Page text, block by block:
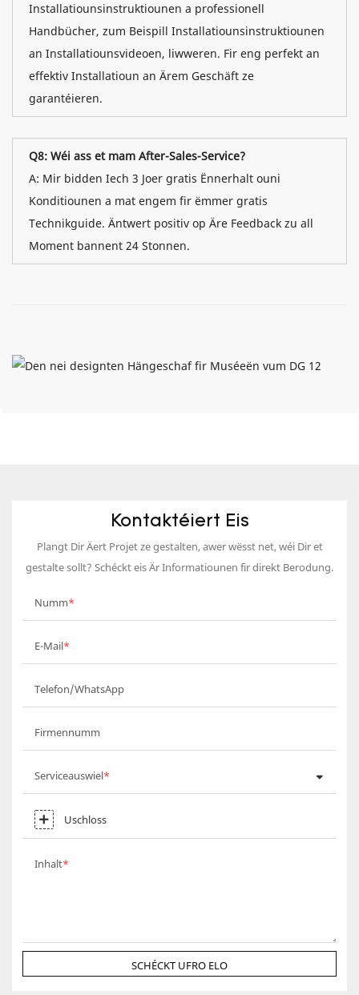
Installatiounsinstruktiounen a professionell
Handbücher, zum Beispill Installatiounsinstruktiounen
an Installatiounsvideoen, liwweren. Fir eng perfekt an
effektiv Installatioun an Ärem Geschäft ze
garantéieren.
Q8: Wéi ass et mam After-Sales-Service?
A: Mir bidden Iech 3 Joer gratis Ënnerhalt ouni
Konditiounen a mat engem fir ëmmer gratis
Technikguide. Äntwert positiv op Äre Feedback zu all
Moment bannent 24 Stonnen.
Kontaktéiert Eis
Plangt Dir Äert Projet ze gestalten, awer wësst net, wéi Dir et
gestalte sollt? Schéckt eis Är Informatiounen fir direkt Berodung.
Numm
E-Mail
Telefon/WhatsApp
Firmennumm
Serviceauswiel
Uschloss
Inhalt
SCHÉCKT UFRO ELO